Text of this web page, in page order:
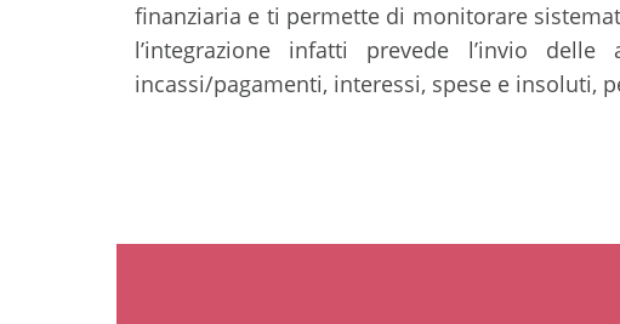
finanziaria e ti permette di monitorare
l’integrazione infatti prevede l’invio
incassi/pagamenti, interessi, spese e insoluti,